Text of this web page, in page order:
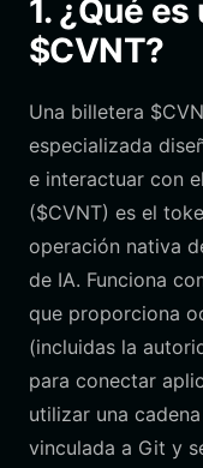
1. ¿Qué
$CVNT?
Una billetera
especializada
e interactuar con
($CVNT) es el
operación nativa
de IA. Funciona
que proporciona
(incluidas la
para conectar
utilizar una
vinculada a Git y